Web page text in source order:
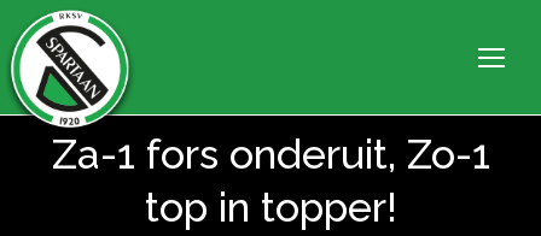
Za-1 fors onderuit, Zo-1
top in topper!